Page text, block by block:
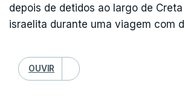
Segundo uma fonte familiarizada
o organismo que regula o futebol
receber os dirigentes iranianos em
depois de detidos ao largo de
israelita durante uma viagem com
OUVIR